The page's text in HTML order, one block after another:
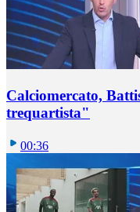
Calciomercato,
trequartista"
00:36